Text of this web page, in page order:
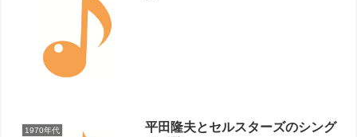
1970年代
平田隆夫とセルスターズのシング